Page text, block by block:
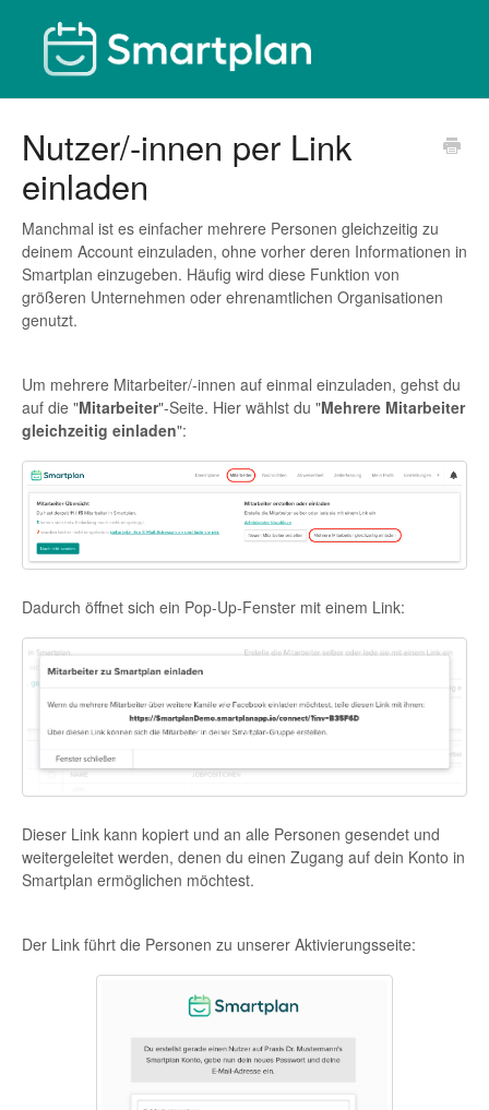
Nutzer/-innen per Link
einladen
Manchmal ist es einfacher mehrere Personen gleichzeitig zu
deinem Account einzuladen, ohne vorher deren Informationen in
Smartplan einzugeben. Häufig wird diese Funktion von
größeren Unternehmen oder ehrenamtlichen Organisationen
genutzt.
Um mehrere Mitarbeiter/-innen auf einmal einzuladen, gehst du
auf die "Mitarbeiter"-Seite. Hier wählst du "Mehrere Mitarbeiter
gleichzeitig einladen":
Dadurch öffnet sich ein Pop-Up-Fenster mit einem Link:
Dieser Link kann kopiert und an alle Personen gesendet und
weitergeleitet werden, denen du einen Zugang auf dein Konto in
Smartplan ermöglichen möchtest.
Der Link führt die Personen zu unserer Aktivierungsseite: